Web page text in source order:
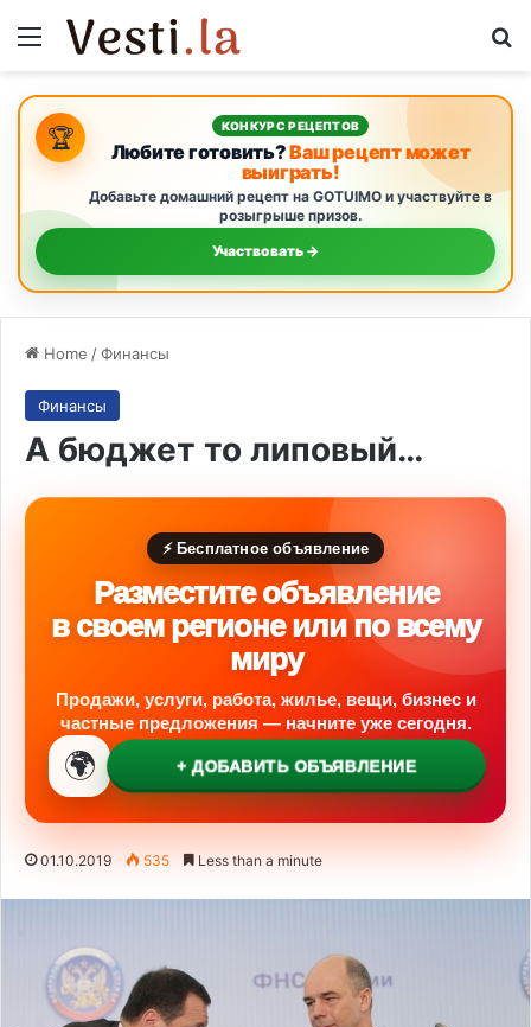
Menu
🏆 КОНКУРС РЕЦЕПТОВ
Любите готовить?Ваш рецепт может
выиграть!
Добавьте домашний рецепт на GOTUIMO и участвуйте в
розыгрыше призов.
Участвовать →
Home /Финансы
Финансы
А бюджет то липовый…
⚡ Бесплатное объявление
Разместите объявление
в своем регионе или по всему
миру
Продажи, услуги, работа, жилье, вещи, бизнес и
частные предложения — начните уже сегодня.
🌍 + ДОБАВИТЬ ОБЪЯВЛЕНИЕ
01.10.2019 535 Less than a minute